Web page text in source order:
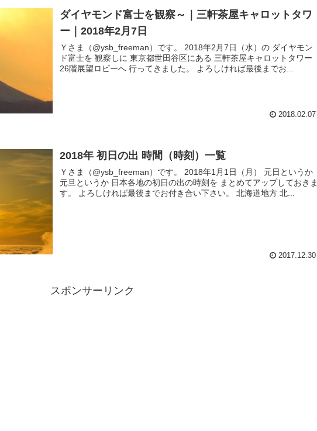
ダイヤモンド富士を観察～｜三軒茶屋キャロットタワ
ー｜2018年2月7日
Ｙさま（@ysb_freeman）です。 2018年2月7日（水）の ダイヤモン
ド富士を 観察しに 東京都世田谷区にある 三軒茶屋キャロットタワー
26階展望ロビーへ 行ってきました。 よろしければ最後までお...
2018.02.07
2018年 初日の出 時間（時刻）一覧
Ｙさま（@ysb_freeman）です。 2018年1月1日（月） 元日というか
元旦というか 日本各地の初日の出の時刻を まとめてアップしておきま
す。 よろしければ最後までお付き合い下さい。 北海道地方 北...
2017.12.30
スポンサーリンク